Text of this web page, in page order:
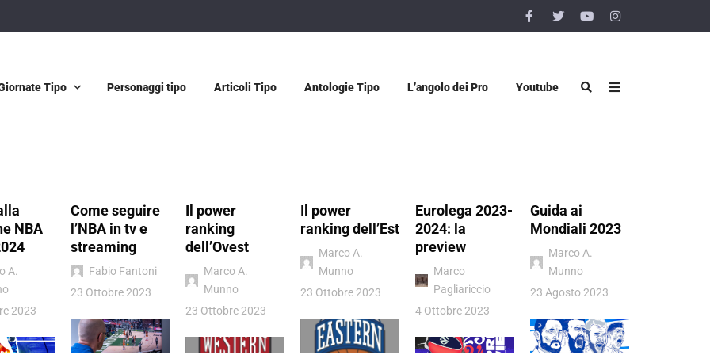
Tipo Personaggi tipo Articoli Tipo Antologie Tipo L’angolo dei Pro Youtube
NBA
A.
2023
Come seguire
l’NBA in tv e
streaming
Fabio Fantoni
23 Ottobre 2023
Il power
ranking
dell’Ovest
Marco A.
Munno
23 Ottobre 2023
Il power
ranking dell’Est
Marco A.
Munno
23 Ottobre 2023
Eurolega 2023-
2024: la
preview
Marco
Pagliariccio
4 Ottobre 2023
Guida ai
Mondiali 2023
Marco A.
Munno
23 Agosto 2023